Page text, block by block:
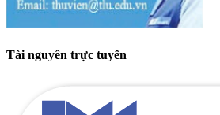
Tài nguyên trực tuyến